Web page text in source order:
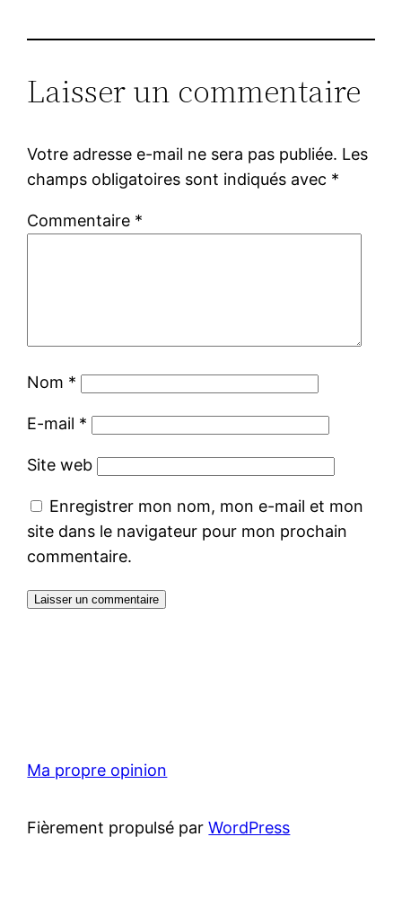
Laisser un commentaire
Votre adresse e-mail ne sera pas publiée. Les
champs obligatoires sont indiqués avec *
Commentaire *
Nom *
E-mail *
Site web
Enregistrer mon nom, mon e-mail et mon
site dans le navigateur pour mon prochain
commentaire.
Ma propre opinion
Fièrement propulsé parWordPress